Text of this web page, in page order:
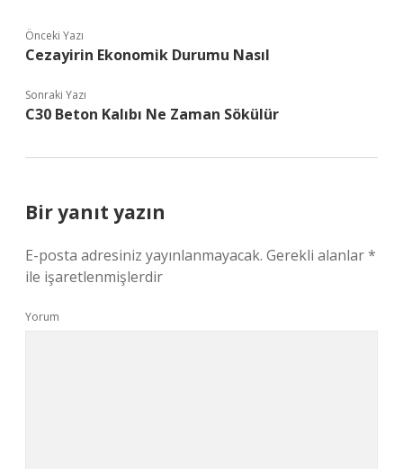
Önceki Yazı
Cezayirin Ekonomik Durumu Nasıl
Sonraki Yazı
C30 Beton Kalıbı Ne Zaman Sökülür
Bir yanıt yazın
E-posta adresiniz yayınlanmayacak. Gerekli alanlar*
ile işaretlenmişlerdir
Yorum